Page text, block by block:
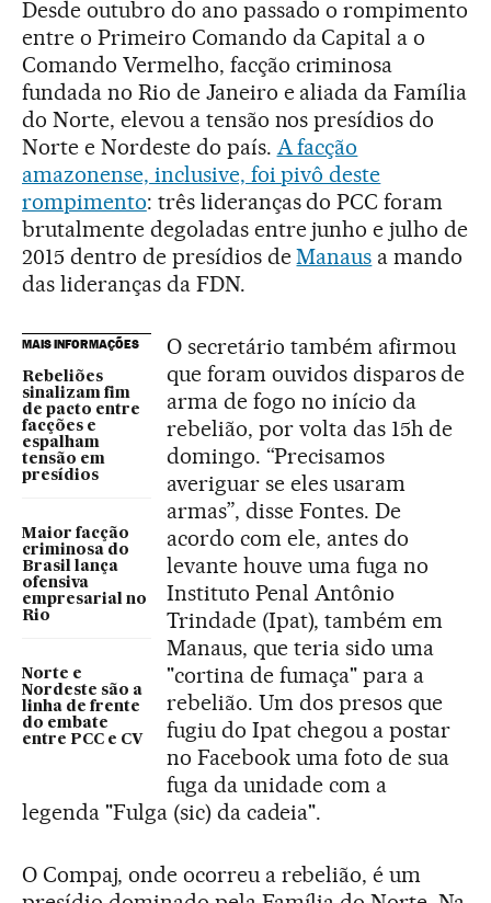
Desde outubro do ano passado o rompimento
entre o Primeiro Comando da Capital a o
Comando Vermelho, facção criminosa
fundada no Rio de Janeiro e aliada da Família
do Norte, elevou a tensão nos presídios do
Norte e Nordeste do país. A facção
amazonense, inclusive, foi pivô deste
rompimento: três lideranças do PCC foram
brutalmente degoladas entre junho e julho de
2015 dentro de presídios deManaus a mando
das lideranças da FDN.
MAIS INFORMAÇÕES
Rebeliões
sinalizam fim
de pacto entre
facções e
espalham
tensão em
presídios
Maior facção
criminosa do
Brasil lança
ofensiva
empresarial no
Rio
Norte e
Nordeste são a
linha de frente
do embate
entre PCC e CV
O secretário também afirmou
que foram ouvidos disparos de
arma de fogo no início da
rebelião, por volta das 15h de
domingo. “Precisamos
averiguar se eles usaram
armas”, disse Fontes. De
acordo com ele, antes do
levante houve uma fuga no
Instituto Penal Antônio
Trindade (Ipat), também em
Manaus, que teria sido uma
"cortina de fumaça" para a
rebelião. Um dos presos que
fugiu do Ipat chegou a postar
no Facebook uma foto de sua
fuga da unidade com a
legenda "Fulga (sic) da cadeia".
O Compaj, onde ocorreu a rebelião, é um